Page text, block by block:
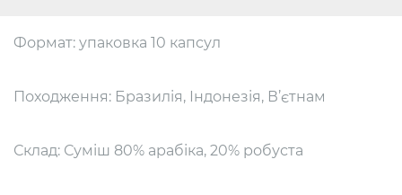
Формат: упаковка 10 капсул
Походження: Бразилія, Індонезія, В’єтнам
Склад: Суміш 80% арабіка, 20% робуста